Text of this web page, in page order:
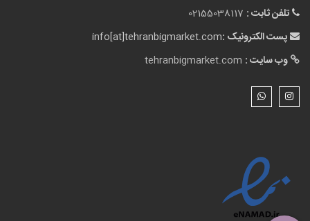
تلفن ثابت : 02155038117
پست الکترونیک :info[at]tehranbigmarket.com
وب سایت : tehranbigmarket.com